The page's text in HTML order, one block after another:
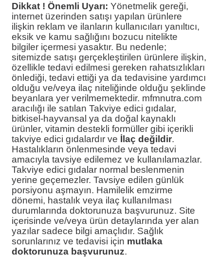
Dikkat ! Önemli Uyarı: Yönetmelik gereği,
internet üzerinden satışı yapılan ürünlere
ilişkin reklam ve ilanların kullanıcıları yanıltıcı,
eksik ve kamu sağlığını bozucu nitelikte
bilgiler içermesi yasaktır. Bu nedenle;
sitemizde satışı gerçekleştirilen ürünlere ilişkin,
özellikle tedavi edilmesi gereken rahatsızlıkları
önlediği, tedavi ettiği ya da tedavisine yardımcı
olduğu ve/veya ilaç niteliğinde olduğu şeklinde
beyanlara yer verilmemektedir. mfmnutra.com
aracılığı ile satılan Takviye edici gıdalar,
bitkisel-hayvansal ya da doğal kaynaklı
ürünler, vitamin destekli formüller gibi içerikli
takviye edici gıdalardır ve İlaç değildir.
Hastalıkların önlenmesinde veya tedavi
amacıyla tavsiye edilemez ve kullanılamazlar.
Takviye edici gıdalar normal beslenmenin
yerine geçemezler. Tavsiye edilen günlük
porsiyonu aşmayın. Hamilelik emzirme
dönemi, hastalık veya ilaç kullanılması
durumlarında doktorunuza başvurunuz. Site
içerisinde ve/veya ürün detaylarında yer alan
yazılar sadece bilgi amaçlıdır. Sağlık
sorunlarınız ve tedavisi için mutlaka
doktorunuza başvurunuz.